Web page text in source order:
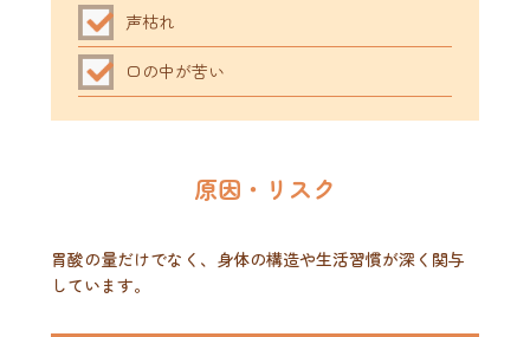
声枯れ
口の中が苦い
原因・リスク
胃酸の量だけでなく、身体の構造や生活習慣が深く関与
しています。